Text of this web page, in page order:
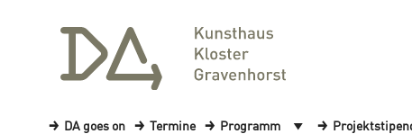
DA goes on Termine Programm